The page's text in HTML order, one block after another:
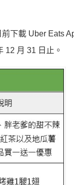
下載 Uber Eats
12 月 31 日止。